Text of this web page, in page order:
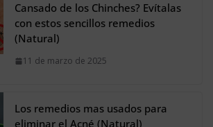
Cansado de los Chinches? Evítalas
con estos sencillos remedios
(Natural)
11 de marzo de 2025
Los remedios mas usados para
eliminar el Acné (Natural)